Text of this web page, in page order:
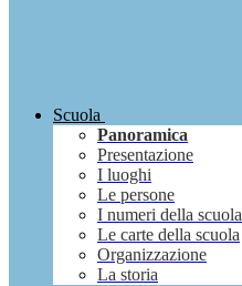
Scuola
Panoramica
Presentazione
I luoghi
Le persone
I numeri della scuola
Le carte della scuola
Organizzazione
La storia